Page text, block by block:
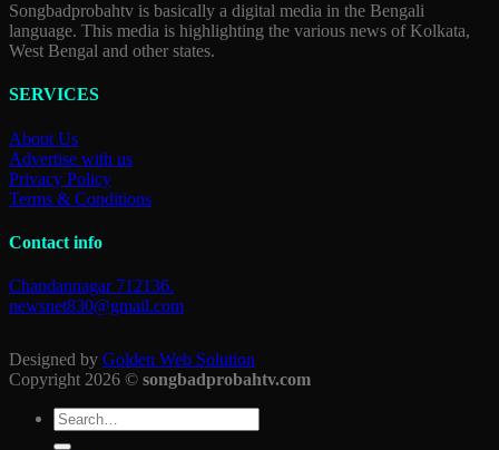
Songbadprobahtv is basically a digital media in the Bengali
language. This media is highlighting the various news of Kolkata,
West Bengal and other states.
SERVICES
About Us
Advertise with us
Privacy Policy
Terms & Conditions
Contact info
Chandannagar 712136.
newsnet830@gmail.com
Designed by Golden Web Solution
Copyright 2026 © songbadprobahtv.com